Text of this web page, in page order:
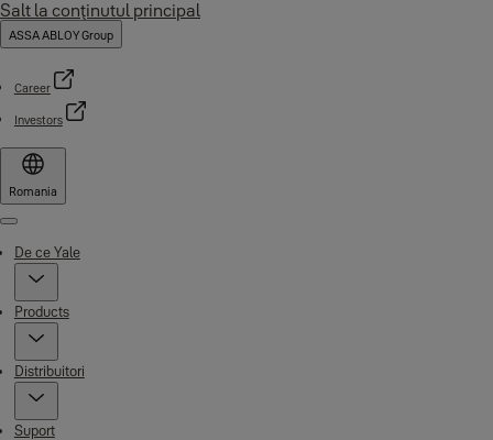
Salt la conţinutul principal
ASSA ABLOY Group
Career
Investors
Romania
Menu
De ce Yale
Products
Distribuitori
Suport